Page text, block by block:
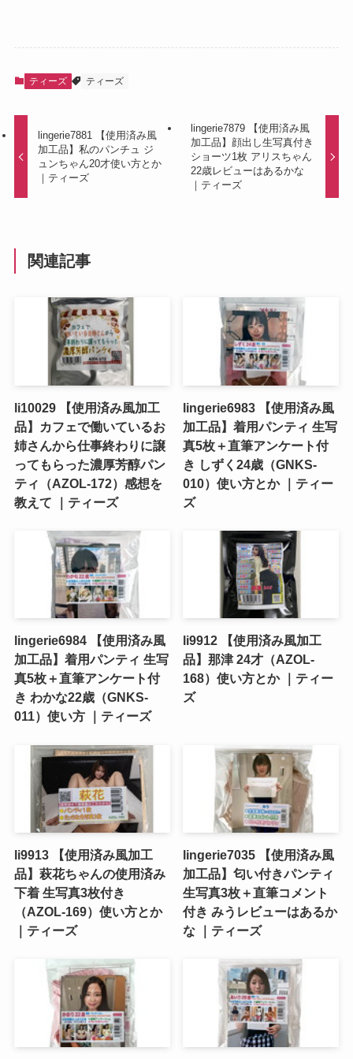
ティーズ ティーズ
lingerie7881 【使用済み風
加工品】私のパンチュ ジ
ュンちゃん20才使い方とか
｜ティーズ
lingerie7879 【使用済み風
加工品】顔出し生写真付き
ショーツ1枚 アリスちゃん
22歳レビューはあるかな
｜ティーズ
関連記事
li10029 【使用済み風加工
品】カフェで働いているお
姉さんから仕事終わりに譲
ってもらった濃厚芳醇パン
ティ（AZOL-172）感想を
教えて ｜ティーズ
lingerie6983 【使用済み風
加工品】着用パンティ 生写
真5枚＋直筆アンケート付
き しずく24歳（GNKS-
010）使い方とか ｜ティー
ズ
lingerie6984 【使用済み風
加工品】着用パンティ 生写
真5枚＋直筆アンケート付
き わかな22歳（GNKS-
011）使い方 ｜ティーズ
li9912 【使用済み風加工
品】那津 24才（AZOL-
168）使い方とか ｜ティー
ズ
li9913 【使用済み風加工
品】萩花ちゃんの使用済み
下着 生写真3枚付き
（AZOL-169）使い方とか
｜ティーズ
lingerie7035 【使用済み風
加工品】匂い付きパンティ
生写真3枚＋直筆コメント
付き みうレビューはあるか
な ｜ティーズ